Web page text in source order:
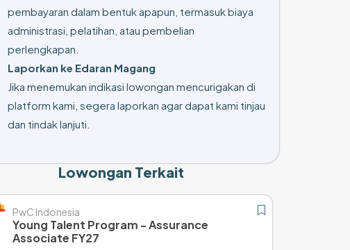
pembayaran dalam bentuk apapun, termasuk biaya
administrasi, pelatihan, atau pembelian
perlengkapan.
Laporkan ke Edaran Magang
Jika menemukan indikasi lowongan mencurigakan di
platform kami, segera laporkan agar dapat kami tinjau
dan tindak lanjuti.
Lowongan Terkait
PwC Indonesia
Young Talent Program - Assurance
Associate FY27